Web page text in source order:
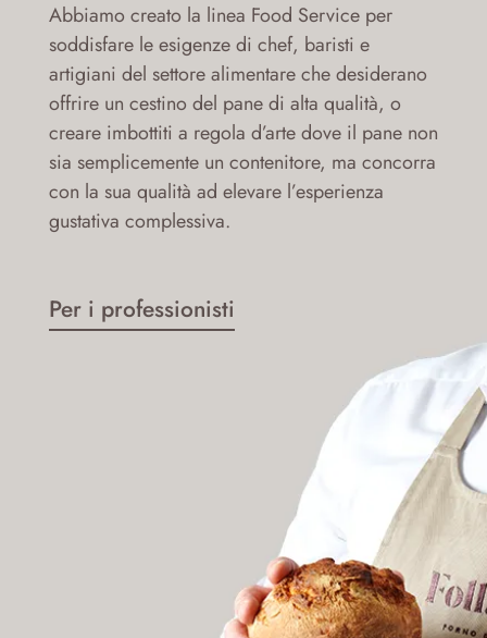
Abbiamo creato la linea Food Service per
soddisfare le esigenze di chef, baristi e
artigiani del settore alimentare che desiderano
offrire un cestino del pane di alta qualità, o
creare imbottiti a regola d’arte dove il pane non
sia semplicemente un contenitore, ma concorra
con la sua qualità ad elevare l’esperienza
gustativa complessiva.
Per i professionisti